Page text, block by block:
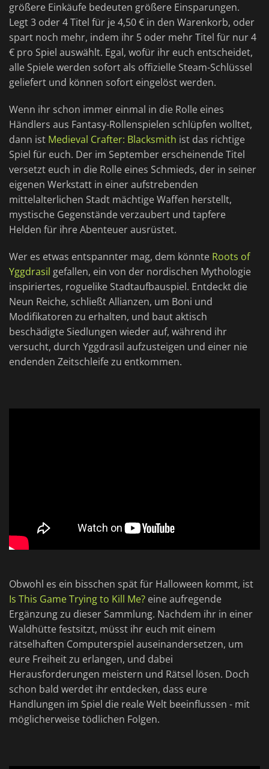
größere Einkäufe bedeuten größere Einsparungen.
Legt 3 oder 4 Titel für je 4,50 € in den Warenkorb, oder
spart noch mehr, indem ihr 5 oder mehr Titel für nur 4
€ pro Spiel auswählt. Egal, wofür ihr euch entscheidet,
alle Spiele werden sofort als offizielle Steam-Schlüssel
geliefert und können sofort eingelöst werden.
Wenn ihr schon immer einmal in die Rolle eines
Händlers aus Fantasy-Rollenspielen schlüpfen wolltet,
dann ist Medieval Crafter: Blacksmith ist das richtige
Spiel für euch. Der im September erscheinende Titel
versetzt euch in die Rolle eines Schmieds, der in seiner
eigenen Werkstatt in einer aufstrebenden
mittelalterlichen Stadt mächtige Waffen herstellt,
mystische Gegenstände verzaubert und tapfere
Helden für ihre Abenteuer ausrüstet.
Wer es etwas entspannter mag, dem könnte Roots of
Yggdrasil gefallen, ein von der nordischen Mythologie
inspiriertes, roguelike Stadtaufbauspiel. Entdeckt die
Neun Reiche, schließt Allianzen, um Boni und
Modifikatoren zu erhalten, und baut aktisch
beschädigte Siedlungen wieder auf, während ihr
versucht, durch Yggdrasil aufzusteigen und einer nie
endenden Zeitschleife zu entkommen.
Obwohl es ein bisschen spät für Halloween kommt, ist
Is This Game Trying to Kill Me? eine aufregende
Ergänzung zu dieser Sammlung. Nachdem ihr in einer
Waldhütte festsitzt, müsst ihr euch mit einem
rätselhaften Computerspiel auseinandersetzen, um
eure Freiheit zu erlangen, und dabei
Herausforderungen meistern und Rätsel lösen. Doch
schon bald werdet ihr entdecken, dass eure
Handlungen im Spiel die reale Welt beeinflussen - mit
möglicherweise tödlichen Folgen.